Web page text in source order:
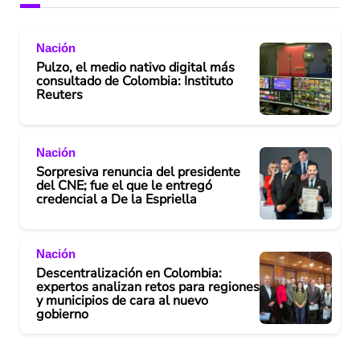
Nación
Pulzo, el medio nativo digital más
consultado de Colombia: Instituto
Reuters
Nación
Sorpresiva renuncia del presidente
del CNE; fue el que le entregó
credencial a De la Espriella
Nación
Descentralización en Colombia:
expertos analizan retos para regiones
y municipios de cara al nuevo
gobierno